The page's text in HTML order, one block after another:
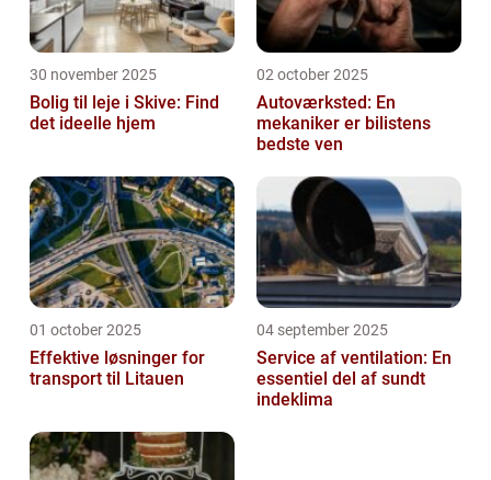
30 november 2025
Bolig til leje i Skive: Find
det ideelle hjem
02 october 2025
Autoværksted: En
mekaniker er bilistens
bedste ven
01 october 2025
Effektive løsninger for
transport til Litauen
04 september 2025
Service af ventilation: En
essentiel del af sundt
indeklima